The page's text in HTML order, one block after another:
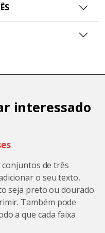
interessado
de três
o seu texto,
seja preto ou dourado
Também pode
a que cada faixa